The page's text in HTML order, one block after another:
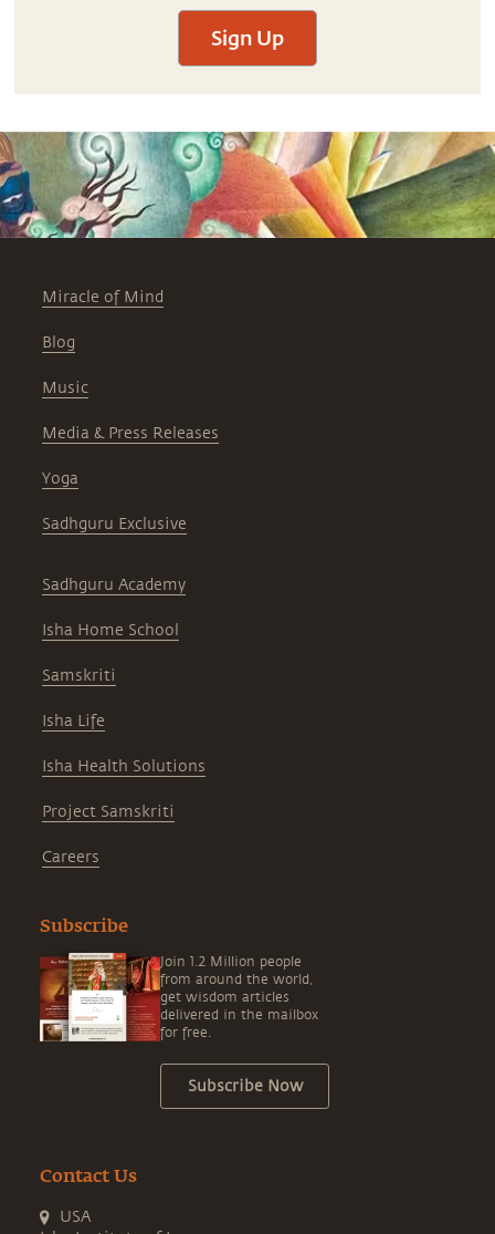
Sign Up
Miracle of Mind
Blog
Music
Media & Press Releases
Yoga
Sadhguru Exclusive
Sadhguru Academy
Isha Home School
Samskriti
Isha Life
Isha Health Solutions
Project Samskriti
Careers
Subscribe
Join 1.2 Million people
from around the world,
get wisdom articles
delivered in the mailbox
for free.
Subscribe Now
Contact Us
USA